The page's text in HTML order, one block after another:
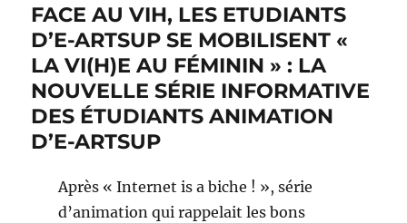
FACE AU VIH, LES ETUDIANTS
D’E-ARTSUP SE MOBILISENT «
LA VI(H)E AU FÉMININ » : LA
NOUVELLE SÉRIE INFORMATIVE
DES ÉTUDIANTS ANIMATION
D’E-ARTSUP
Après « Internet is a biche ! », série
d’animation qui rappelait les bons